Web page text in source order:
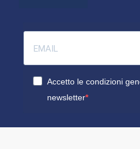
Accetto le condizioni
newsletter